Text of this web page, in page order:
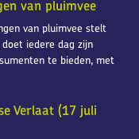
van pluimvee
van pluimvee stelt
iedere dag zijn
te bieden, met
Verlaat (17 juli